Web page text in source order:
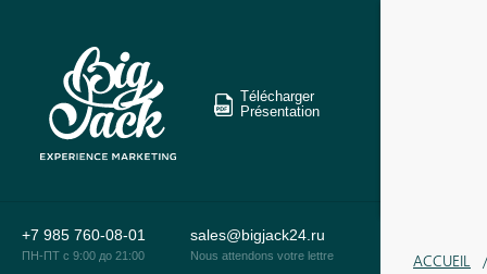
Télécharger
Présentation
+7 985 760-08-01
ПН-ПТ c 9:00 до 21:00
sales@bigjack24.ru
Nous attendons votre lettre ACCUEIL